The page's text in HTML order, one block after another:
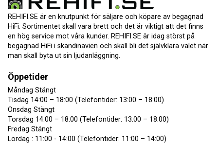
REHIFI.SE är en knutpunkt för säljare och köpare av begagnad
HiFi. Sortimentet skall vara brett och det är viktigt att det finns
en hög service mot våra kunder. REHIFI.SE är idag störst på
begagnad HiFi i skandinavien och skall bli det självklara valet när
man skall byta ut sin ljudanläggning.
Öppetider
Måndag Stängt
Tisdag 14:00 – 18:00 (Telefontider: 13:00 – 18:00)
Onsdag Stängt
Torsdag 14:00 – 18:00 (Telefontider: 13:00 – 18:00)
Fredag Stängt
Lördag : 11:00 - 14:00 (Telefontider: 11:00 – 14:00)